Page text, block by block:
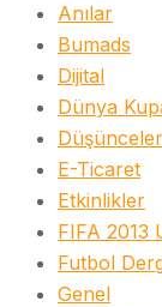
Anılar
Bumads
Dijital
Dünya
Düşünceler
E-Ticaret
Etkinlikler
FIFA 2013
Futbol
Genel